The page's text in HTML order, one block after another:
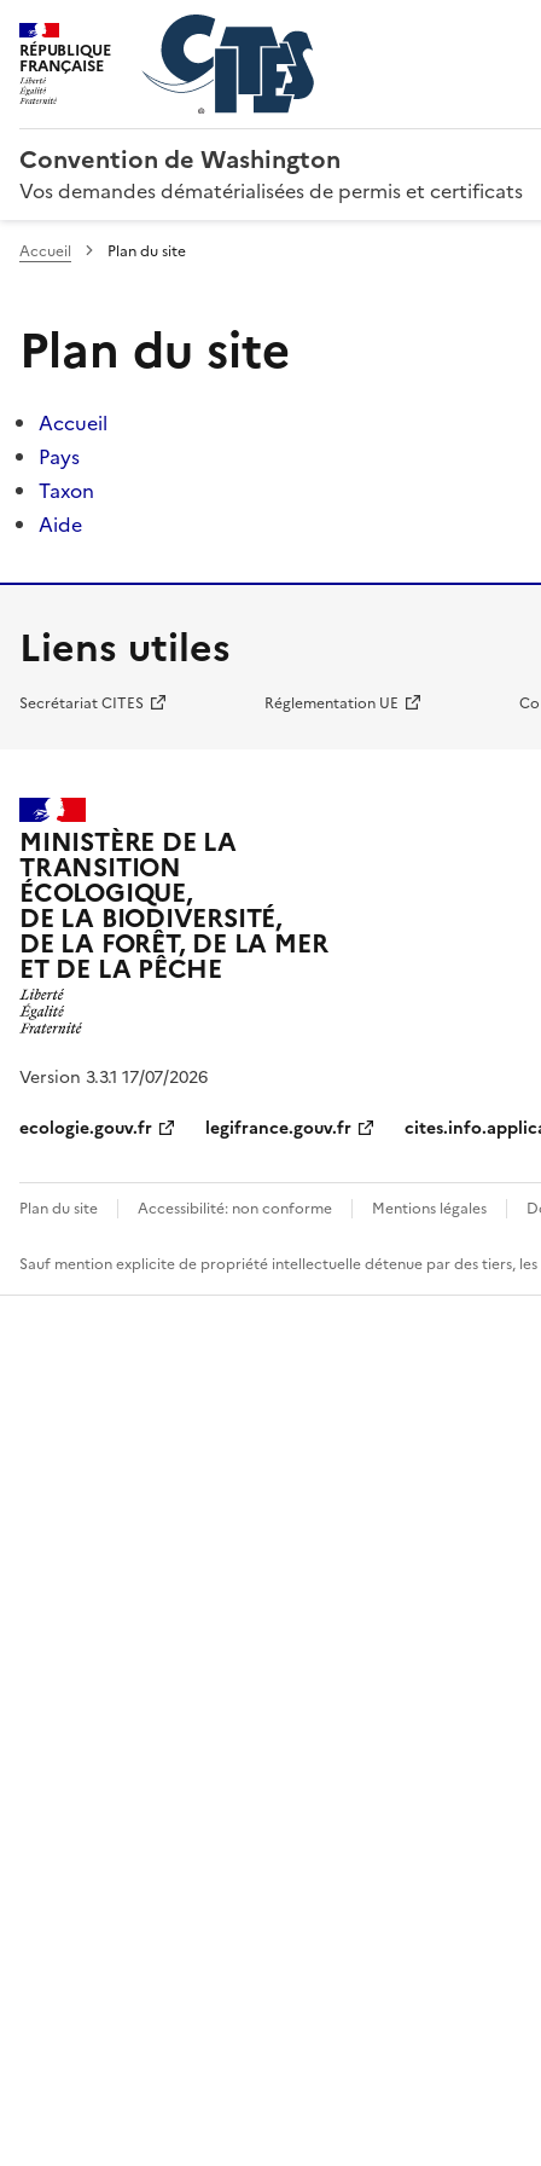
RÉPUBLIQUE
FRANÇAISE
Convention de Washington
Vos demandes dématérialisées de permis et certificats
Accueil Plan du site
Plan du site
Accueil
Pays
Taxon
Aide
Liens utiles
Secrétariat CITES Réglementation UE
MINISTÈRE DE LA
TRANSITION
ÉCOLOGIQUE,
DE LA BIODIVERSITÉ,
DE LA FORÊT, DE LA MER
ET DE LA PÊCHE
Version 3.3.1 17/07/2026
ecologie.gouv.fr
legifrance.gouv.fr
Plan du site Accessibilité: non conforme Mentions légales
Sauf mention explicite de propriété intellectuelle détenue par des tiers,